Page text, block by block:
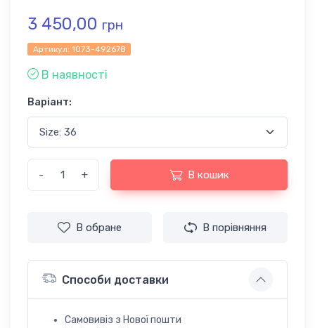
3 450,00 грн
Артикул: 1073-492678
В наявності
Варіант:
- + В кошик
В обране В порівняння
Способи доставки
Самовивіз з Нової пошти